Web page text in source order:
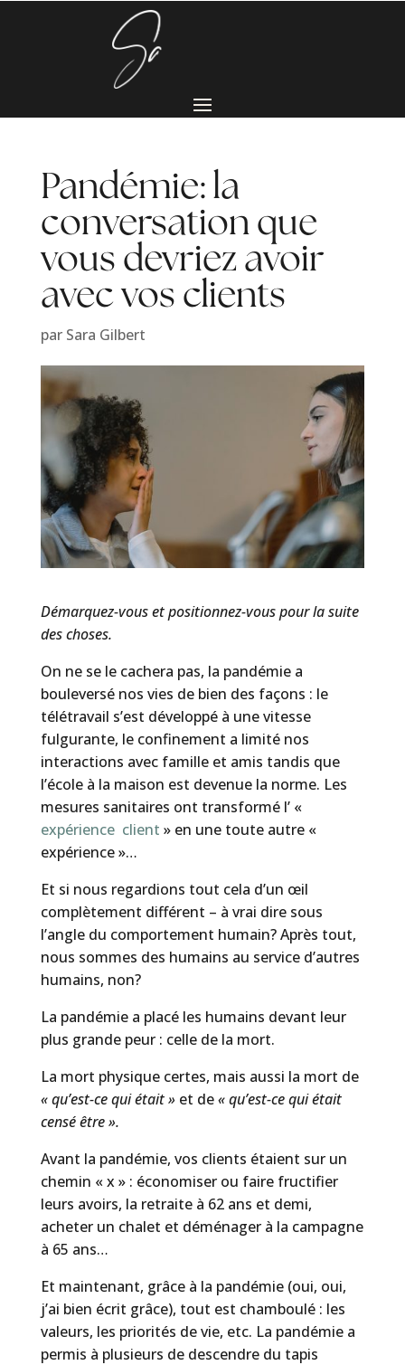
Pandémie: la
conversation que
vous devriez avoir
avec vos clients
par Sara Gilbert
Démarquez-vous et positionnez-vous pour la suite
des choses.
On ne se le cachera pas, la pandémie a
bouleversé nos vies de bien des façons : le
télétravail s’est développé à une vitesse
fulgurante, le confinement a limité nos
interactions avec famille et amis tandis que
l’école à la maison est devenue la norme. Les
mesures sanitaires ont transformé l’ «
expérience client » en une toute autre «
expérience »…
Et si nous regardions tout cela d’un œil
complètement différent – à vrai dire sous
l’angle du comportement humain? Après tout,
nous sommes des humains au service d’autres
humains, non?
La pandémie a placé les humains devant leur
plus grande peur : celle de la mort.
La mort physique certes, mais aussi la mort de
« qu’est-ce qui était »et de« qu’est-ce qui était
censé être ».
Avant la pandémie, vos clients étaient sur un
chemin « x » : économiser ou faire fructifier
leurs avoirs, la retraite à 62 ans et demi,
acheter un chalet et déménager à la campagne
à 65 ans…
Et maintenant, grâce à la pandémie (oui, oui,
j’ai bien écrit grâce), tout est chamboulé : les
valeurs, les priorités de vie, etc. La pandémie a
permis à plusieurs de descendre du tapis